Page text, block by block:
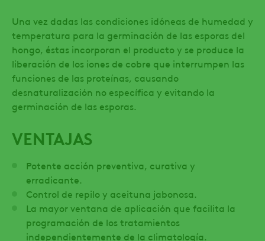
Una vez dadas las condiciones idóneas de humedad y
temperatura para la germinación de las esporas del
hongo, éstas incorporan el producto y se produce la
liberación de los iones de cobre que interrumpen las
funciones de las proteínas, causando
desnaturalización no específica y evitando la
germinación de las esporas.
VENTAJAS
Potente acción preventiva, curativa y
erradicante.
Control de repilo y aceituna jabonosa.
La mayor ventana de aplicación que facilita la
programación de los tratamientos
independientemente de la climatología.